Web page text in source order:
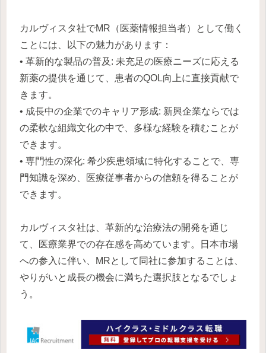
カルヴィスタ社でMR（医薬情報担当者）として働く
ことには、以下の魅力があります：
• 革新的な製品の普及: 未充足の医療ニーズに応える
新薬の提供を通じて、患者のQOL向上に直接貢献で
きます。
• 成長中の企業でのキャリア形成: 新興企業ならでは
の柔軟な組織文化の中で、多様な経験を積むことが
できます。
• 専門性の深化: 希少疾患領域に特化することで、専
門知識を深め、医療従事者からの信頼を得ることが
できます。
カルヴィスタ社は、革新的な治療法の開発を通じ
て、医療業界での存在感を高めています。日本市場
への参入に伴い、MRとして同社に参加することは、
やりがいと成長の機会に満ちた選択肢となるでしょ
う。